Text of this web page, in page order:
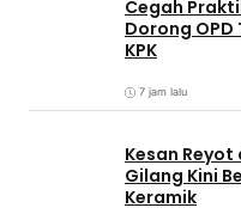
Cegah
Dorong
KPK
7 jam lalu
Kesan Reyot
Gilang Kini
Keramik